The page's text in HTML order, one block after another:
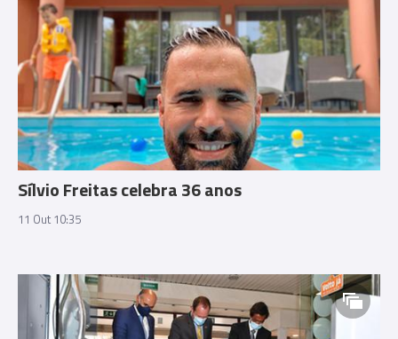
Sílvio Freitas celebra 36 anos
11 Out 10:35